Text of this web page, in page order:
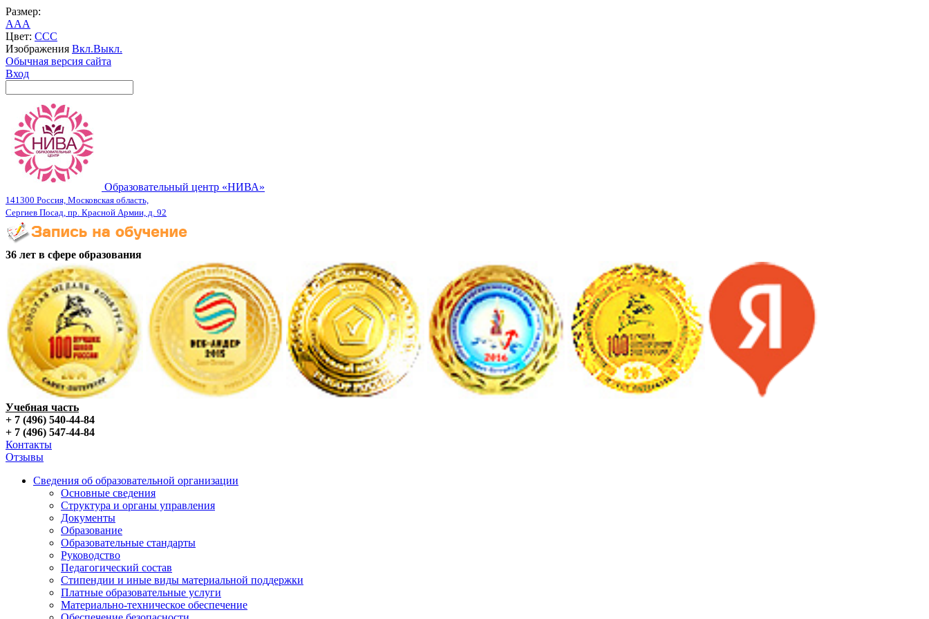
Размер:
AAA
Цвет: CCC
Изображения Вкл.Выкл.
Обычная версия сайта
Вход
Образовательный центр «НИВА»
141300 Россия, Московская область,
Сергиев Посад, пр. Красной Армии, д. 92
36 лет в сфере образования
Учебная часть
+ 7 (496) 540-44-84
+ 7 (496) 547-44-84
Контакты
Отзывы
Сведения об образовательной организации
Основные сведения
Структура и органы управления
Документы
Образование
Образовательные стандарты
Руководство
Педагогический состав
Стипендии и иные виды материальной поддержки
Платные образовательные услуги
Материально-техническое обеспечение